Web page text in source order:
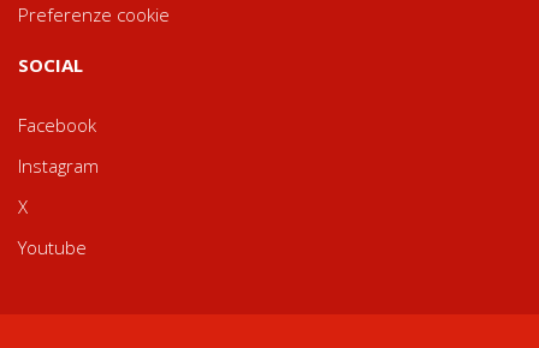
Preferenze cookie
SOCIAL
Facebook
Instagram
X
Youtube